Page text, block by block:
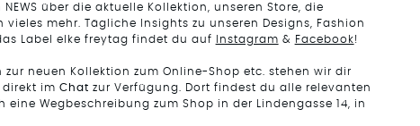
über die aktuelle Kollektion, unseren Store, die
mehr. Tägliche Insights zu unseren Designs, Fashion
Label elke freytag findet du auf
Instagram & Facebook!
zur neuen Kollektion zum Online-Shop etc. stehen wir dir
direkt im Chat zur Verfügung. Dort findest du alle relevanten
eine Wegbeschreibung zum Shop in der Lindengasse 14, in